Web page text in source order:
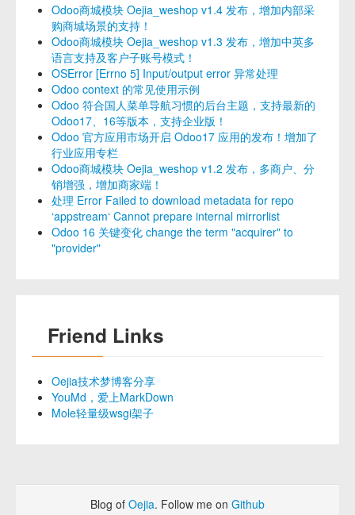
Odoo商城模块 Oejia_weshop v1.4 发布，增加内部采
购商城场景的支持！
Odoo商城模块 Oejia_weshop v1.3 发布，增加中英多
语言支持及客户子账号模式！
OSError [Errno 5] Input/output error 异常处理
Odoo context 的常见使用示例
Odoo 符合国人菜单导航习惯的后台主题，支持最新的
Odoo17、16等版本，支持企业版！
Odoo 官方应用市场开启 Odoo17 应用的发布！增加了
行业应用专栏
Odoo商城模块 Oejia_weshop v1.2 发布，多商户、分
销增强，增加商家端！
处理 Error Failed to download metadata for repo
‘appstream‘ Cannot prepare internal mirrorlist
Odoo 16 关键变化 change the term "acquirer" to
"provider"
Friend Links
Oejia技术梦博客分享
YouMd，爱上MarkDown
Mole轻量级wsgi架子
Blog of Oejia. Follow me on Github